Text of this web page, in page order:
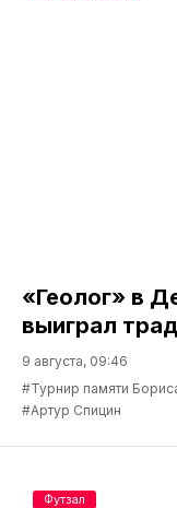
«Геолог» в
выиграл
9 августа, 09:46
#Турнир памяти
#Артур Спицин
Футзал